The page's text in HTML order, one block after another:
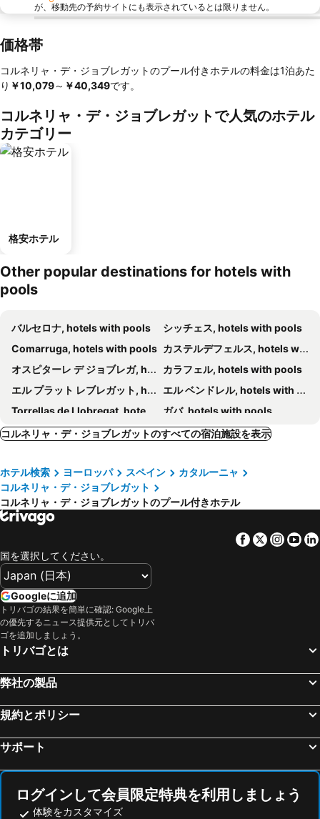
が、移動先の予約サイトにも表示されているとは限りません。
価格帯
コルネリャ・デ・ジョブレガットのプール付きホテルの料金は1泊あた
り ‎￥10,079～ ‎￥40,349です。
コルネリャ・デ・ジョブレガットで人気のホテル
カテゴリー
格安ホテル
Other popular destinations for hotels with
pools
バルセロナ, hotels with pools
シッチェス, hotels with pools
Comarruga, hotels with pools カステルデフェルス, hotels with pools
オスピターレ デ ジョブレガ, hotels with pools
カラフェル, hotels with pools
エル プラット レブレガット, hotels with pools
エル ベンドレル, hotels with pools
Torrellas de Llobregat, hotels with pools
ガバ, hotels with pools
サン ボイ ダ リュブラガット, hotels with pools
ラ ガリーガ, hotels with pools
サン ホアン ダスピ, hotels with pools
ビラノバ イ ラ ゲルタル, hotels with pools
サバデル, hotels with pools
Sant Feliú de Llobregat, hotels with pools
クニット, hotels with pools
マタロ, hotels with pools
モンカダ イ レイサック, hotels with pools
サン クガ デル バリェス, hotels with pools
カルデス デストラック, hotels with pools
セルダニョーラ デル バレス, hotels with pools
Vilasar de Dalt, hotels with pools
マルトレル, hotels with pools
サンアンドレアデラバルカ, hotels with pools
ルビ, hotels with pools
バルセロナ, hotels with pools
コルネリャ・デ・ジョブレガットのすべての宿泊施設を表示
ホテル検索 ヨーロッパ スペイン
カタルーニャ
コルネリャ・デ・ジョブレガット
コルネリャ・デ・ジョブレガットのプール付きホテル
Facebook
Twitter
国を選択してください。
Googleに追加
トリバゴの結果を簡単に確認: Google上
の優先するニュース提供元としてトリバ
ゴを追加しましょう。
トリバゴとは
弊社の製品
規約とポリシー
サポート
ログインして会員限定特典を利用しましょう
体験をカスタマイズ